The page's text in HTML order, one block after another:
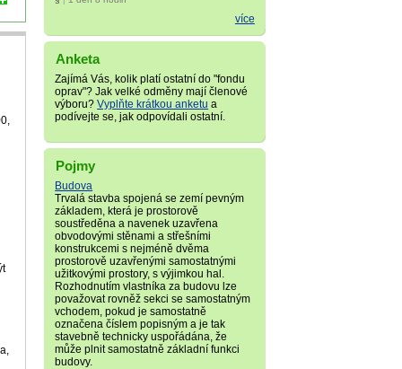
více
Anketa
Zajímá Vás, kolik platí ostatní do "fondu
oprav"? Jak velké odměny mají členové
výboru?Vyplňte krátkou anketu a
podívejte se, jak odpovídali ostatní.
Pojmy
Budova
Trvalá stavba spojená se zemí pevným
základem, která je prostorově
soustředěna a navenek uzavřena
obvodovými stěnami a střešními
konstrukcemi s nejméně dvěma
prostorově uzavřenými samostatnými
užitkovými prostory, s výjimkou hal.
Rozhodnutím vlastníka za budovu lze
považovat rovněž sekci se samostatným
vchodem, pokud je samostatně
označena číslem popisným a je tak
stavebně technicky uspořádána, že
může plnit samostatně základní funkci
budovy.